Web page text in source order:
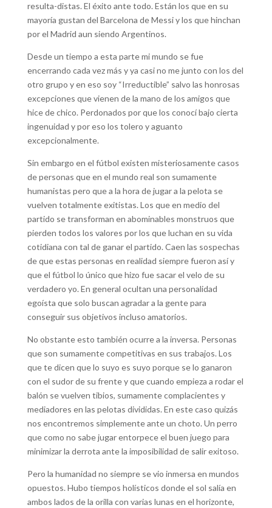
resulta-distas. El éxito ante todo. Están los que en su
mayoría gustan del Barcelona de Messi y los que hinchan
por el Madrid aun siendo Argentinos.
Desde un tiempo a esta parte mi mundo se fue
encerrando cada vez más y ya casi no me junto con los del
otro grupo y en eso soy “Irreductible” salvo las honrosas
excepciones que vienen de la mano de los amigos que
hice de chico. Perdonados por que los conocí bajo cierta
ingenuidad y por eso los tolero y aguanto
excepcionalmente.
Sin embargo en el fútbol existen misteriosamente casos
de personas que en el mundo real son sumamente
humanistas pero que a la hora de jugar a la pelota se
vuelven totalmente exitistas. Los que en medio del
partido se transforman en abominables monstruos que
pierden todos los valores por los que luchan en su vida
cotidiana con tal de ganar el partido. Caen las sospechas
de que estas personas en realidad siempre fueron así y
que el fútbol lo único que hizo fue sacar el velo de su
verdadero yo. En general ocultan una personalidad
egoísta que solo buscan agradar a la gente para
conseguir sus objetivos incluso amatorios.
No obstante esto también ocurre a la inversa. Personas
que son sumamente competitivas en sus trabajos. Los
que te dicen que lo suyo es suyo porque se lo ganaron
con el sudor de su frente y que cuando empieza a rodar el
balón se vuelven tibios, sumamente complacientes y
mediadores en las pelotas divididas. En este caso quizás
nos encontremos simplemente ante un choto. Un perro
que como no sabe jugar entorpece el buen juego para
minimizar la derrota ante la imposibilidad de salir exitoso.
Pero la humanidad no siempre se vio inmersa en mundos
opuestos. Hubo tiempos holísticos donde el sol salía en
ambos lados de la orilla con varias lunas en el horizonte,